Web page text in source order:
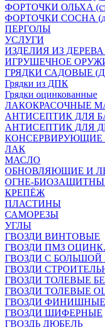
ФОРТОЧКИ ОЛЬХА
ФОРТОЧКИ СОСНА
ПЕРГОЛЫ
УСЛУГИ
ИЗДЕЛИЯ ИЗ
ИГРУШЕЧНОЕ
ГРЯДКИ САДОВЫЕ
Грядки из ДПК
Грядки оцинкованные
ЛАКОКРАСОЧНЫЕ
АНТИСЕПТИК ДЛЯ
АНТИСЕПТИК ДЛЯ
КОНСЕРВИРУЮЩИЕ
ЛАК
МАСЛО
ОБНОВЛЯЮЩИЕ И
ОГНЕ-
КРЕПЁЖ
ПЛАСТИНЫ
САМОРЕЗЫ
УГЛЫ
ГВОЗДИ ВИНТОВЫЕ
ГВОЗДИ ПМЗ ОЦИНК.
ГВОЗДИ С
ГВОЗДИ
ГВОЗДИ ТОЛЕВЫЕ
ГВОЗДИ ТОЛЕВЫЕ
ГВОЗДИ
ГВОЗДИ ШИФЕРНЫЕ
ГВОЗДЬ ДЮБЕЛЬ